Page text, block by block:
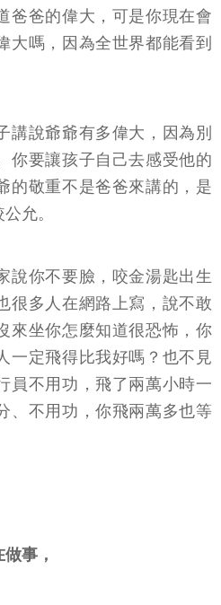
爸爸的偉大，可是你現在會
大嗎，因為全世界都能看到
講說爺爺有多偉大，因為別
你要讓孩子自己去感受他的
的敬重不是爸爸來講的，是
允。
說你不要臉，咬金湯匙出生
很多人在網路上寫，說不敢
來坐你怎麼知道很恐怖，你
一定飛得比我好嗎？也不見
員不用功，飛了兩萬小時一
、不用功，你飛兩萬多也等
事，